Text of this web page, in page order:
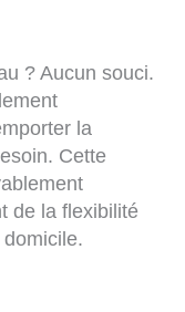
? Aucun souci.
la
Cette
de la flexibilité